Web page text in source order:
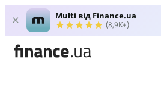
Multi від Finance.ua
(8,9K+)